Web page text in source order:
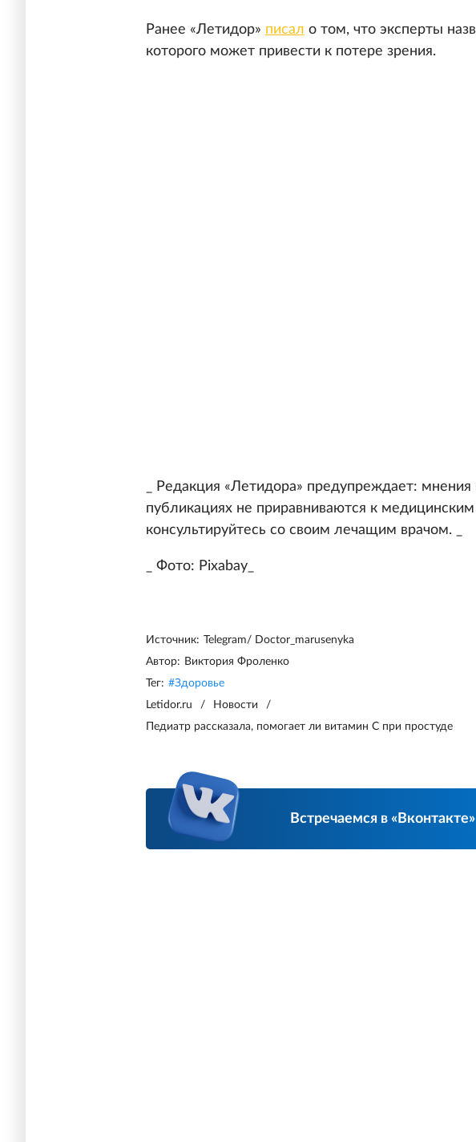
Ранее «Летидор» писал о том, что эксперты
которого может привести к потере зрения.
_ Редакция «Летидора» предупреждает: мнения
публикациях не приравниваются к медицинским
консультируйтесь со своим лечащим врачом. _
_ Фото: Pixabay_
Источник: Telegram/ Doctor_marusenyka
Автор: Виктория Фроленко
Тег: #Здоровье
Letidor.ru
/ Новости
/
Педиатр рассказала, помогает ли витамин С при простуде
Встречаемся в «Вконтакте»